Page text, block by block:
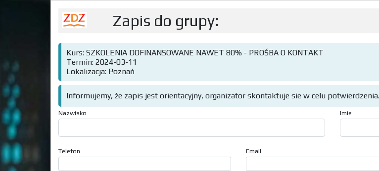
Zapis do grupy:
Kurs: SZKOLENIA DOFINANSOWANE NAWET 80% - PROŚBA O KONTAKT
Termin: 2024-03-11
Lokalizacja: Poznań
Informujemy, że zapis jest orientacyjny, organizator skontaktuje sie w celu potwierdzenia.
Nazwisko Imie
Telefon Email